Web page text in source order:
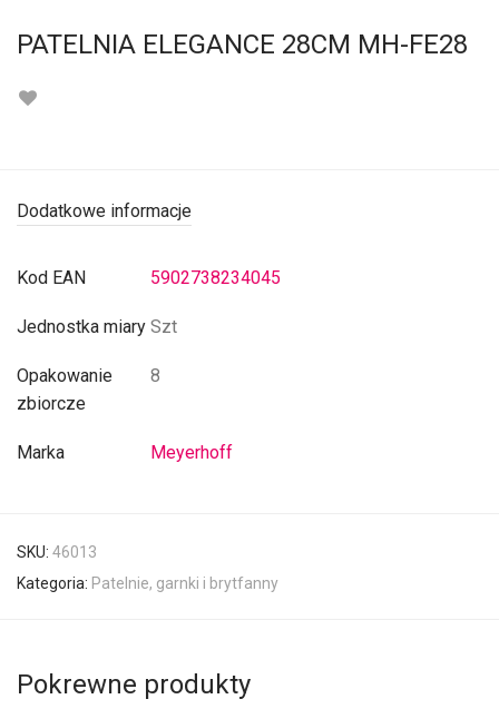
PATELNIA ELEGANCE 28CM MH-FE28
Dodatkowe informacje
Kod EAN 5902738234045
Jednostka miary Szt
Opakowanie
zbiorcze
8
Marka Meyerhoff
SKU: 46013
Kategoria: Patelnie, garnki i brytfanny
Pokrewne produkty